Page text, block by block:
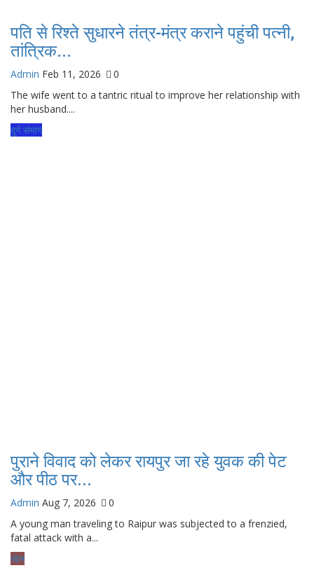
पति से रिश्ते सुधारने तंत्र-मंत्र कराने पहुंची पत्नी,
तांत्रिक...
Admin Feb 11, 2026
0
The wife went to a tantric ritual to improve her relationship with
her husband....
दुर्ग संभाग
पुराने विवाद को लेकर रायपुर जा रहे युवक की पेट
और पीठ पर...
Admin Aug 7, 2026
0
A young man traveling to Raipur was subjected to a frenzied,
fatal attack with a...
खेल